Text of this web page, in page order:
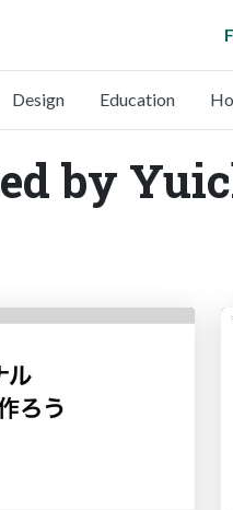
Design Education
by